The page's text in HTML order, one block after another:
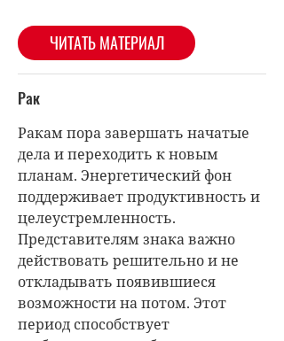
ЧИТАТЬ МАТЕРИАЛ
Рак
Ракам пора завершать начатые
дела и переходить к новым
планам. Энергетический фон
поддерживает продуктивность и
целеустремленность.
Представителям знака важно
действовать решительно и не
откладывать появившиеся
возможности на потом. Этот
период способствует